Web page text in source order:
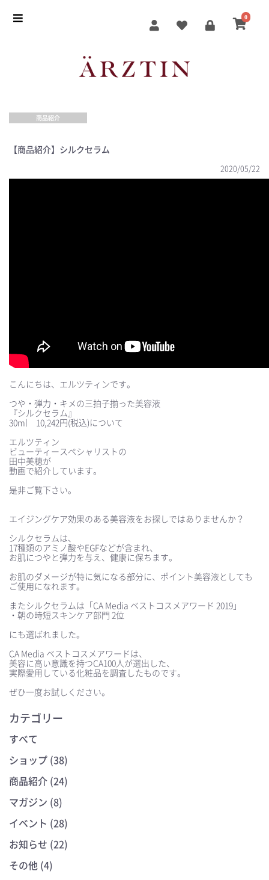
0
商品紹介
【商品紹介】シルクセラム
2020/05/22
こんにちは、エルツティンです。
つや・弾力・キメの三拍子揃った美容液
『シルクセラム』
30ml 10,242円(税込)について
エルツティン
ビューティースペシャリストの
田中美穂が
動画で紹介しています。
是非ご覧下さい。
エイジングケア効果のある美容液をお探しではありませんか？
シルクセラムは、
17種類のアミノ酸やEGFなどが含まれ、
お肌につやと弾力を与え、健康に保ちます。
お肌のダメージが特に気になる部分に、ポイント美容液としても
ご使用になれます。
またシルクセラムは「CA Media ベストコスメアワード 2019」
・朝の時短スキンケア部門 2位
にも選ばれました。
CA Media ベストコスメアワードは、
美容に高い意識を持つCA100人が選出した、
実際愛用している化粧品を調査したものです。
ぜひ一度お試しください。
カテゴリー
すべて
ショップ (38)
商品紹介 (24)
マガジン (8)
イベント (28)
お知らせ (22)
その他 (4)